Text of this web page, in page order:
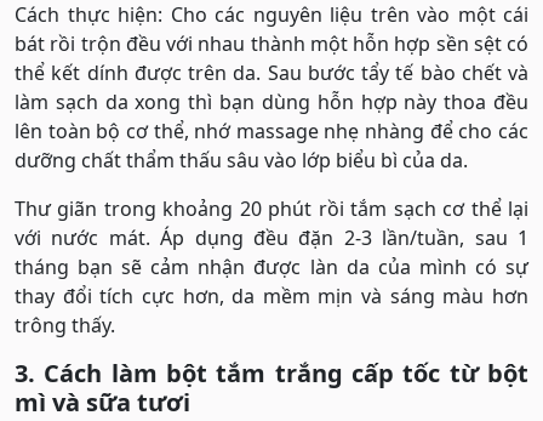
Cách thực hiện: Cho các nguyên liệu trên vào một cái
bát rồi trộn đều với nhau thành một hỗn hợp sền sệt có
thể kết dính được trên da. Sau bước tẩy tế bào chết và
làm sạch da xong thì bạn dùng hỗn hợp này thoa đều
lên toàn bộ cơ thể, nhớ massage nhẹ nhàng để cho các
dưỡng chất thẩm thấu sâu vào lớp biểu bì của da.
Thư giãn trong khoảng 20 phút rồi tắm sạch cơ thể lại
với nước mát. Áp dụng đều đặn 2-3 lần/tuần, sau 1
tháng bạn sẽ cảm nhận được làn da của mình có sự
thay đổi tích cực hơn, da mềm mịn và sáng màu hơn
trông thấy.
3. Cách làm bột tắm trắng cấp tốc từ bột
mì và sữa tươi